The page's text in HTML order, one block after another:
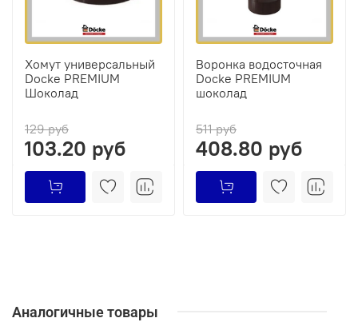
Хомут универсальный
Docke PREMIUM
Шоколад
129 руб
103.20 руб
Воронка водосточная
Docke PREMIUM
шоколад
511 руб
408.80 руб
Аналогичные товары